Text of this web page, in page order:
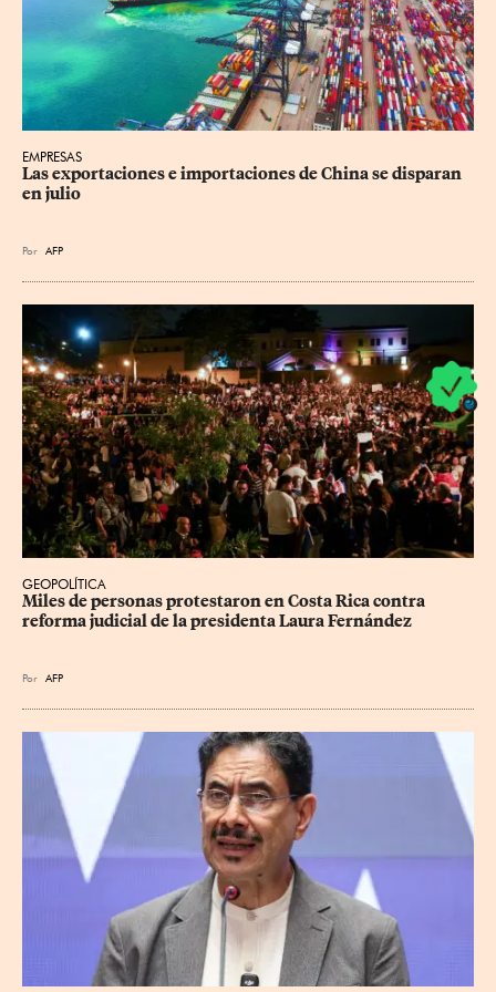
EMPRESAS
Las exportaciones e importaciones de China se disparan
en julio
Por AFP
GEOPOLÍTICA
Miles de personas protestaron en Costa Rica contra
reforma judicial de la presidenta Laura Fernández
Por AFP